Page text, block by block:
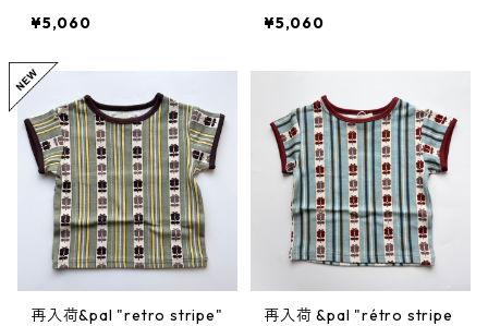
¥5,060 ¥5,060
再入荷&pal "retro stripe"
再入荷 &pal "rétro stripe